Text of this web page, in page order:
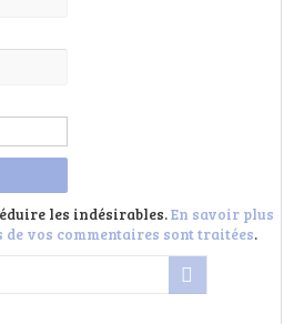
les indésirables.En savoir plus
vos commentaires sont traitées.